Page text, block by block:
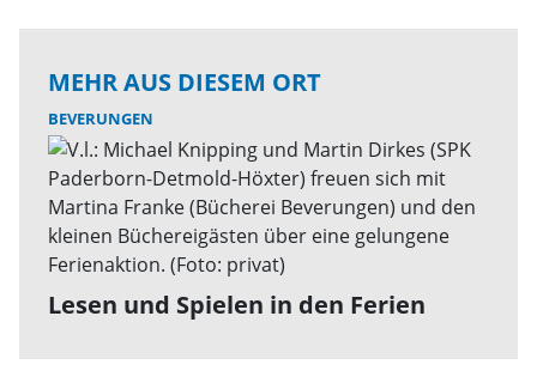
MEHR AUS DIESEM ORT
BEVERUNGEN
Lesen und Spielen in den Ferien